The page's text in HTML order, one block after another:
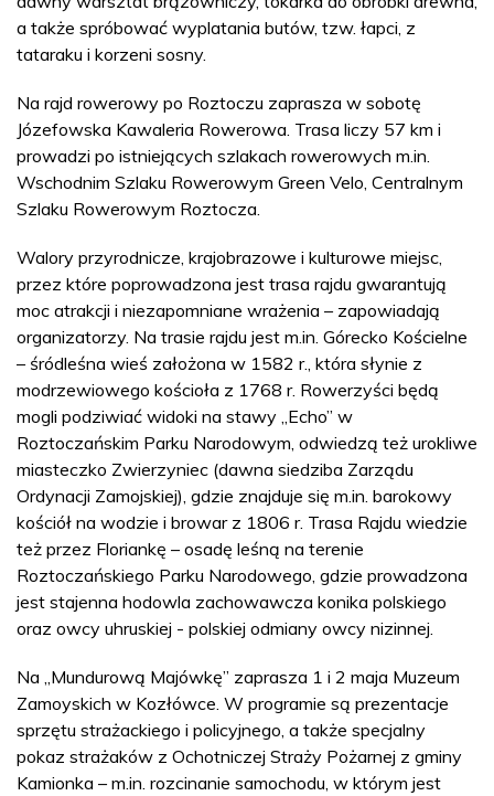
a także spróbować wyplatania butów, tzw. łapci, z
tataraku i korzeni sosny.
Na rajd rowerowy po Roztoczu zaprasza w sobotę
Józefowska Kawaleria Rowerowa. Trasa liczy 57 km i
prowadzi po istniejących szlakach rowerowych m.in.
Wschodnim Szlaku Rowerowym Green Velo, Centralnym
Szlaku Rowerowym Roztocza.
Walory przyrodnicze, krajobrazowe i kulturowe miejsc,
przez które poprowadzona jest trasa rajdu gwarantują
moc atrakcji i niezapomniane wrażenia – zapowiadają
organizatorzy. Na trasie rajdu jest m.in. Górecko Kościelne
– śródleśna wieś założona w 1582 r., która słynie z
modrzewiowego kościoła z 1768 r. Rowerzyści będą
mogli podziwiać widoki na stawy „Echo” w
Roztoczańskim Parku Narodowym, odwiedzą też urokliwe
miasteczko Zwierzyniec (dawna siedziba Zarządu
Ordynacji Zamojskiej), gdzie znajduje się m.in. barokowy
kościół na wodzie i browar z 1806 r. Trasa Rajdu wiedzie
też przez Floriankę – osadę leśną na terenie
Roztoczańskiego Parku Narodowego, gdzie prowadzona
jest stajenna hodowla zachowawcza konika polskiego
oraz owcy uhruskiej - polskiej odmiany owcy nizinnej.
Na „Mundurową Majówkę” zaprasza 1 i 2 maja Muzeum
Zamoyskich w Kozłówce. W programie są prezentacje
sprzętu strażackiego i policyjnego, a także specjalny
pokaz strażaków z Ochotniczej Straży Pożarnej z gminy
Kamionka – m.in. rozcinanie samochodu, w którym jest